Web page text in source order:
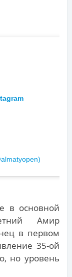
в основной
Амир
в первом
35-ой
но уровень